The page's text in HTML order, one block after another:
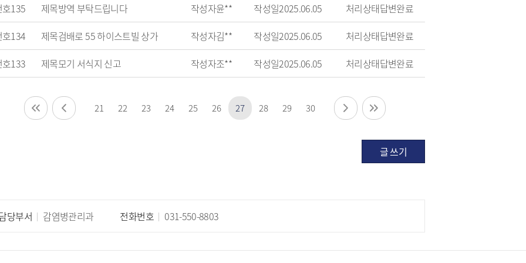
135 제목방역 부탁드립니다 작성자윤** 작성일2025.06.05 처리상태답변완료
134 제목검배로 55 하이스트빌 상가 작성자김** 작성일2025.06.05 처리상태답변완료
133 제목모기 서식지 신고 작성자조** 작성일2025.06.05 처리상태답변완료
21 22 23 24 25 26 27 28 29 30
글 쓰기
당부서 감염병관리과 전화번호 031-550-8803